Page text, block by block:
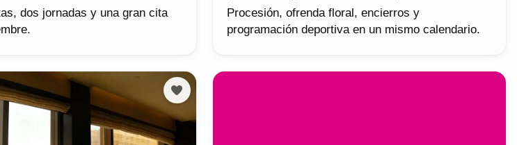
dos jornadas y una gran cita
Procesión, ofrenda floral, encierros y
programación deportiva en un mismo calendario.